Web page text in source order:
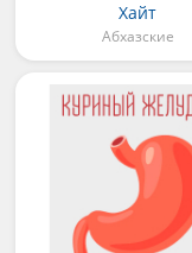
Хайт
Абхазские